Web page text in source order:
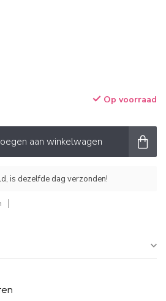
Op voorraad
aan winkelwagen
is dezelfde dag verzonden!